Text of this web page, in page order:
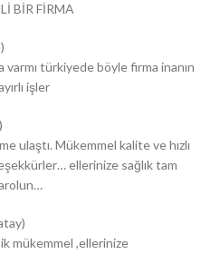
BİR FİRMA
türkiyede böyle firma inanın
işler
ulaştı. Mükemmel kalite ve hızlı
ellerinize sağlık tam
mükemmel ,ellerinize